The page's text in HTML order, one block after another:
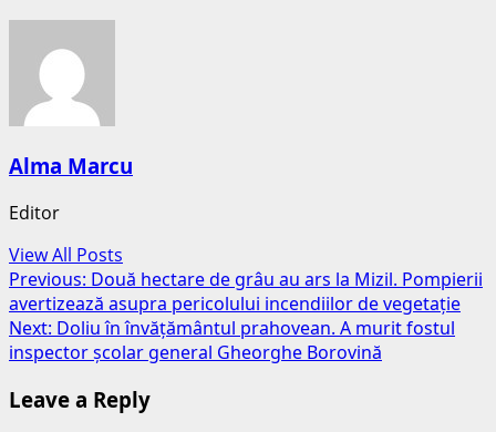
Alma Marcu
Editor
View All Posts
Post
navigation
Previous: Două hectare de grâu au ars la Mizil. Pompierii
avertizează asupra pericolului incendiilor de vegetație
Next: Doliu în învățământul prahovean. A murit fostul
inspector școlar general Gheorghe Borovină
Leave a Reply